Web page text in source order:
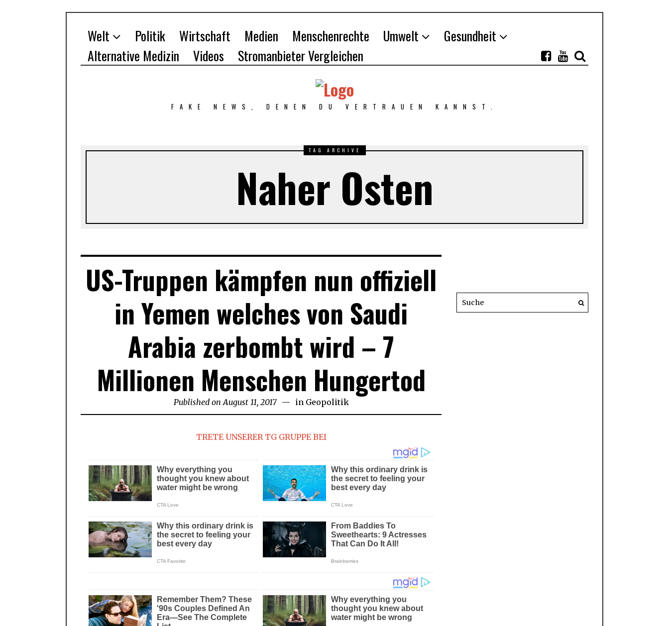
Welt Politik Wirtschaft Medien Menschenrechte Umwelt
Gesundheit
Alternative Medizin
Videos Stromanbieter Vergleichen
FAKE NEWS, DENEN DU VERTRAUEN KANNST.
TAG ARCHIVE
Naher Osten
US-Truppen kämpfen nun offiziell
in Yemen welches von Saudi
Arabia zerbombt wird – 7
Millionen Menschen Hungertod
Published on August 11, 2017August
11,
in Geopolitik
TRETE UNSERER TG GRUPPE BEI